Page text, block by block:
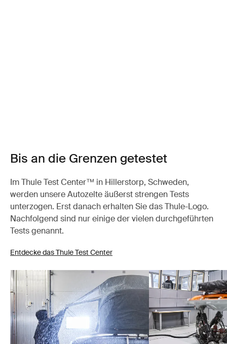
Bis an die Grenzen getestet
Im Thule Test Center™ in Hillerstorp, Schweden,
werden unsere Autozelte äußerst strengen Tests
unterzogen. Erst danach erhalten Sie das Thule-Logo.
Nachfolgend sind nur einige der vielen durchgeführten
Tests genannt.
Entdecke das Thule Test Center